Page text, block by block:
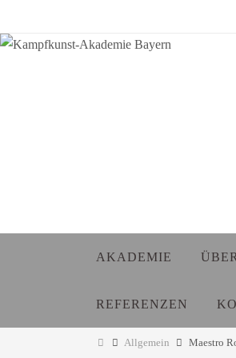
Inhalt
springen
AKADEMIE
REFERENZEN
StartAllgemein Maestro